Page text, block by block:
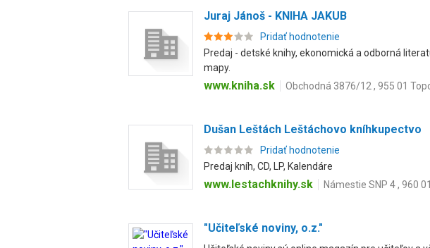
Juraj Jánoš - KNIHA JAKUB
Pridať hodnotenie
Predaj - detské knihy, ekonomická a odborná
mapy.
www.kniha.sk Obchodná 3876/12 , 955 01
Dušan Leštách Leštáchovo kníhkupectvo
Pridať hodnotenie
Predaj kníh, CD, LP, Kalendáre
www.lestachknihy.sk Námestie SNP 4 , 960
"Učiteľské noviny, o.z."